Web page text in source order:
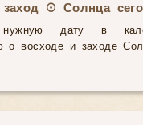
☉ Солнца
нужную дату в
о восходе и заходе